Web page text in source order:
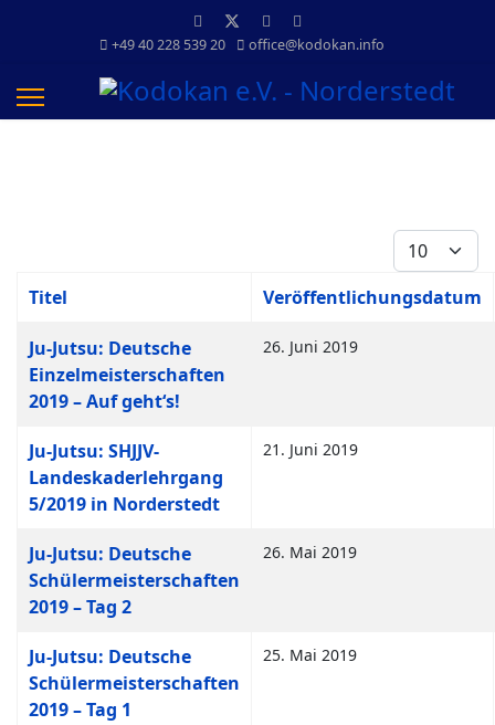
+49 40 228 539 20 office@kodokan.info
Anzeige #
Titel Veröffentlichungsdatum
Ju-Jutsu: Deutsche
Einzelmeisterschaften
2019 – Auf geht‘s!
26. Juni 2019
Ju-Jutsu: SHJJV-
Landeskaderlehrgang
5/2019 in Norderstedt
21. Juni 2019
Ju-Jutsu: Deutsche
Schülermeisterschaften
2019 – Tag 2
26. Mai 2019
Ju-Jutsu: Deutsche
Schülermeisterschaften
2019 – Tag 1
25. Mai 2019